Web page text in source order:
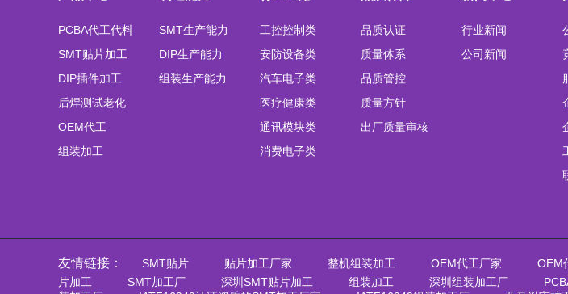
PCBA代工代料
SMT贴片加工
DIP插件加工
后焊测试老化
OEM代工
组装加工
SMT生产能力
DIP生产能力
组装生产能力
工控控制类
安防设备类
汽车电子类
医疗健康类
通讯模块类
消费电子类
品质认证
质量体系
品质管控
质量方针
出厂质量审核
行业新闻
公司新闻
友情链接： SMT贴片 贴片加工厂家 整机组装加工 OEM代工厂家 OEM
片加工
SMT加工厂 深圳SMT贴片加工 组装加工 深圳组装加工厂